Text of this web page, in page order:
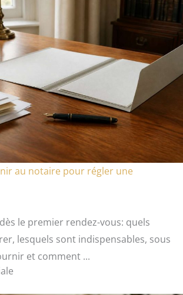
au notaire pour régler une
le premier rendez-vous: quels
lesquels sont indispensables, sous
et comment ...